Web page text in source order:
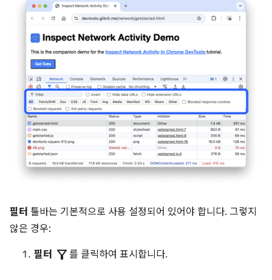
필터 툴바는 기본적으로 사용 설정되어 있어야 합니다. 그렇지
않은 경우:
필터 filter_alt 를 클릭하여 표시합니다.